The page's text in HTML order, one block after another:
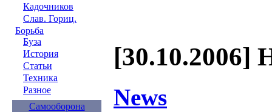
Кадочников
Слав. Гориц.
Борьба
Буза
История
Статьи
Техника
Разное
Самооборона
[30.10.2006]
News